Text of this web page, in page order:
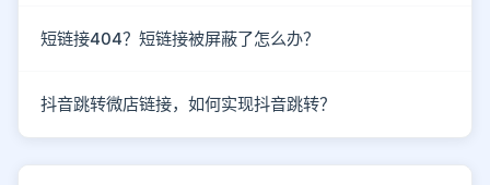
短链接404？短链接被屏蔽了怎么办？
抖音跳转微店链接，如何实现抖音跳转？